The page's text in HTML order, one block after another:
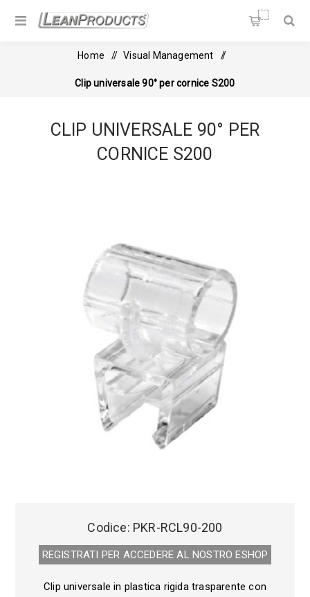
Soluzioni per la Lean
Home / Visual Management /
Clip universale 90° per cornice S200
CLIP UNIVERSALE 90° PER
CORNICE S200
Codice: PKR-RCL90-200
REGISTRATI PER ACCEDERE AL NOSTRO E­SHOP
Clip universale in plastica rigida trasparente con